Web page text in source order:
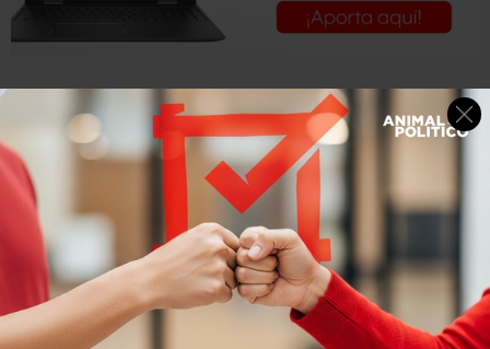
Posteriormente
el gas robado era comercializado en 5.56
pesos por litro
, lo que lleva a la SEIDO a estimar que las
ganancias generadas eran deaproximadamente 200 mil
pesos diarios en esa bodega.
“Laspipas que salían delas instalaciones de
captadas y se les sustraían entre 100 y 500 litros de gas
con bombas , el cual
almacenaban en pipas de 40 mil y 50
mil litros para su posterior comercialización”, dijo el
funcionario federal en conferencia de prensa.